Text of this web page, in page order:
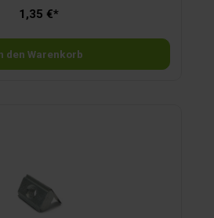
1,35 €*
den Warenkorb